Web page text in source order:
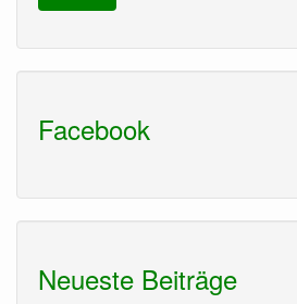
Facebook
Neueste Beiträge